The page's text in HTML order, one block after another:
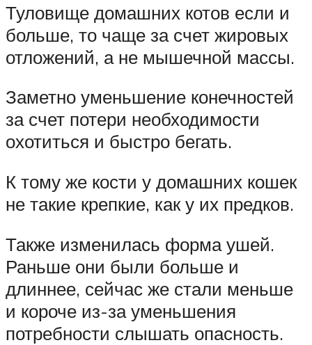
Туловище домашних котов если и
больше, то чаще за счет жировых
отложений, а не мышечной массы.
Заметно уменьшение конечностей
за счет потери необходимости
охотиться и быстро бегать.
К тому же кости у домашних кошек
не такие крепкие, как у их предков.
Также изменилась форма ушей.
Раньше они были больше и
длиннее, сейчас же стали меньше
и короче из-за уменьшения
потребности слышать опасность.